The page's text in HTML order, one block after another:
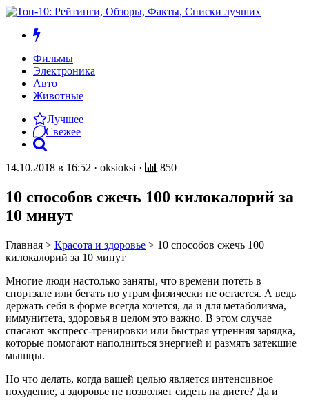
Фильмы
Электроника
Авто
Животные
Лучшее
Свежее
14.10.2018 в 16:52 · oksioksi · 850
10 способов сжечь 100 килокалорий за
10 минут
Главная > Красота и здоровье > 10 способов сжечь 100
килокалорий за 10 минут
Многие люди настолько заняты, что времени потеть в
спортзале или бегать по утрам физически не остается. А ведь
держать себя в форме всегда хочется, да и для метаболизма,
иммунитета, здоровья в целом это важно. В этом случае
спасают экспресс-тренировки или быстрая утренняя зарядка,
которые помогают наполниться энергией и размять затекшие
мышцы.
Но что делать, когда вашей целью является интенсивное
похудение, а здоровье не позволяет сидеть на диете? Да и